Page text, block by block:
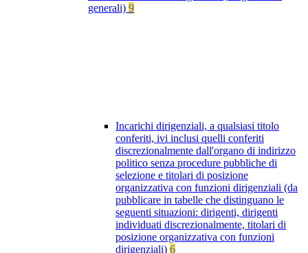
generali) 9
Incarichi dirigenziali, a qualsiasi titolo
conferiti, ivi inclusi quelli conferiti
discrezionalmente dall'organo di indirizzo
politico senza procedure pubbliche di
selezione e titolari di posizione
organizzativa con funzioni dirigenziali (da
pubblicare in tabelle che distinguano le
seguenti situazioni: dirigenti, dirigenti
individuati discrezionalmente, titolari di
posizione organizzativa con funzioni
dirigenziali) 6